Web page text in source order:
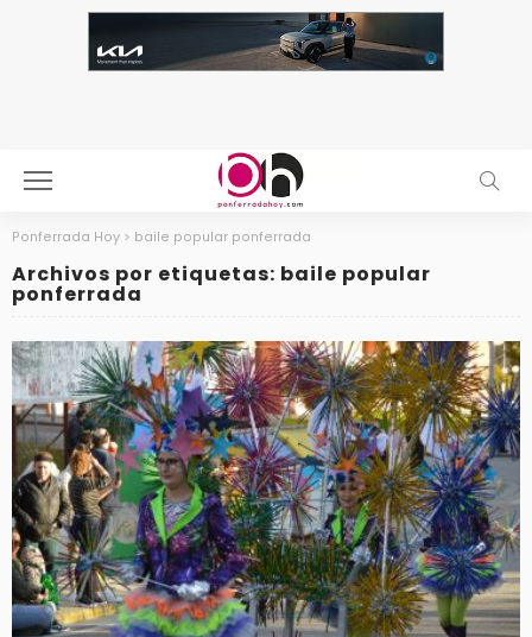
Ponferrada Hoy > baile popular ponferrada
Archivos por etiquetas: baile popular
ponferrada